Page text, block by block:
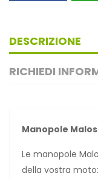
DESCRIZIONE
RICHIEDI
Manopole
Le manopole
della vostra